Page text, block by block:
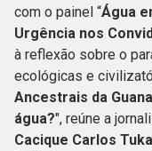
com o painel “Água
Urgência nos
à reflexão sobre o
ecológicas e
Ancestrais da
água?", reúne a
Cacique Carlos